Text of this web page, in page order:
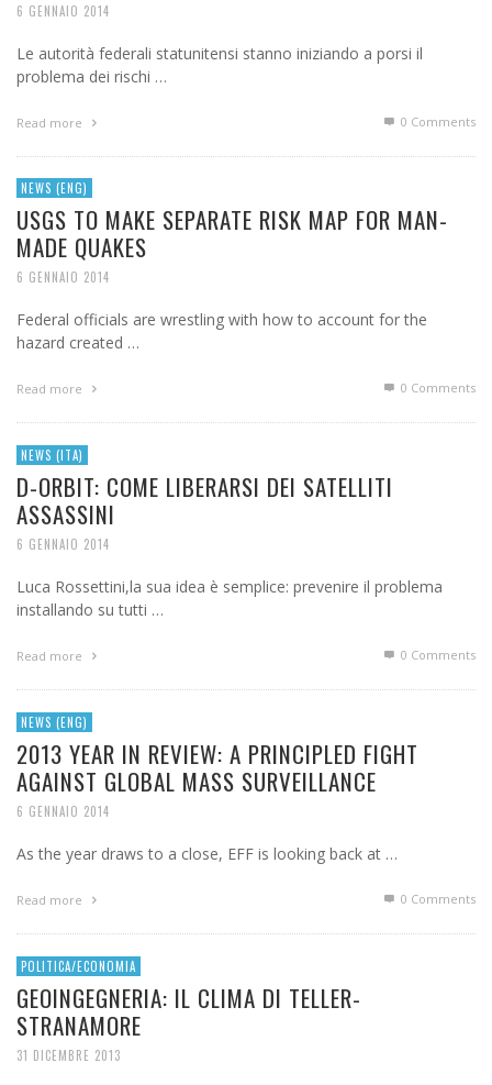
6 GENNAIO 2014
Le autorità federali statunitensi stanno iniziando a porsi il
problema dei rischi …
Read more 0 Comments
NEWS (ENG)
USGS TO MAKE SEPARATE RISK MAP FOR MAN-
MADE QUAKES
6 GENNAIO 2014
Federal officials are wrestling with how to account for the
hazard created …
Read more 0 Comments
NEWS (ITA)
D-ORBIT: COME LIBERARSI DEI SATELLITI
ASSASSINI
6 GENNAIO 2014
Luca Rossettini,la sua idea è semplice: prevenire il problema
installando su tutti …
Read more 0 Comments
NEWS (ENG)
2013 YEAR IN REVIEW: A PRINCIPLED FIGHT
AGAINST GLOBAL MASS SURVEILLANCE
6 GENNAIO 2014
As the year draws to a close, EFF is looking back at …
Read more 0 Comments
POLITICA/ECONOMIA
GEOINGEGNERIA: IL CLIMA DI TELLER-
STRANAMORE
31 DICEMBRE 2013